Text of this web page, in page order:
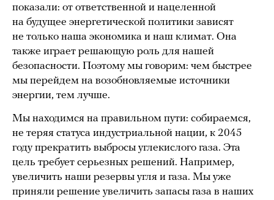
показали: от ответственной и нацеленной
на будущее энергетической политики зависят
не только наша экономика и наш климат. Она
также играет решающую роль для нашей
безопасности. Поэтому мы говорим: чем быстрее
мы перейдем на возобновляемые источники
энергии, тем лучше.
Мы находимся на правильном пути: собираемся,
не теряя статуса индустриальной нации, к 2045
году прекратить выбросы углекислого газа. Эта
цель требует серьезных решений. Например,
увеличить наши резервы угля и газа. Мы уже
приняли решение увеличить запасы газа в наших